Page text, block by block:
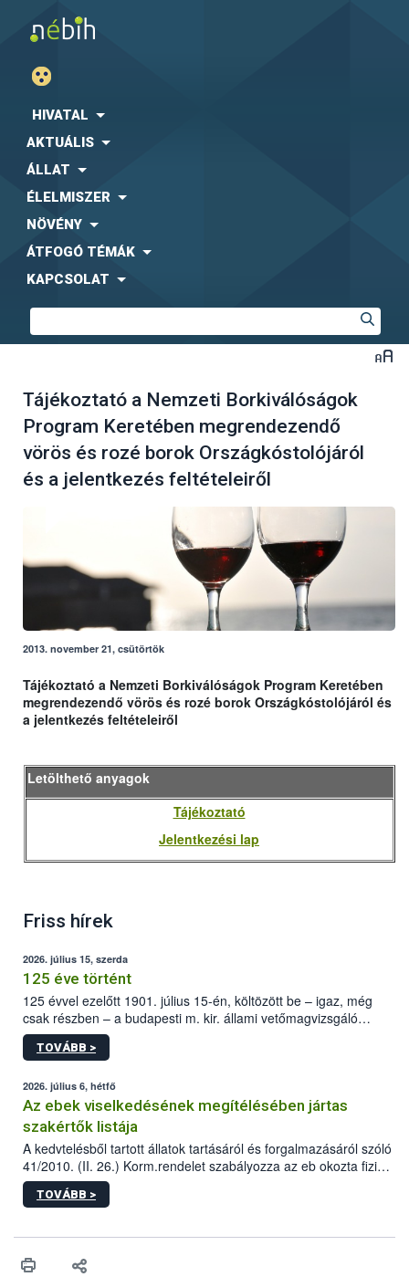
HIVATAL
AKTUÁLIS
ÁLLAT
ÉLELMISZER
NÖVÉNY
ÁTFOGÓ TÉMÁK
KAPCSOLAT
Tájékoztató a Nemzeti Borkiválóságok
Program Keretében megrendezendő
vörös és rozé borok Országkóstolójáról
és a jelentkezés feltételeiről
2013. november 21, csütörtök
Tájékoztató a Nemzeti Borkiválóságok Program Keretében
megrendezendő vörös és rozé borok Országkóstolójáról és
a jelentkezés feltételeiről
Letölthető anyagok
Tájékoztató
Jelentkezési lap
Friss hírek
2026. július 15, szerda
125 éve történt
125 évvel ezelőtt 1901. július 15-én, költözött be – igaz, még
csak részben – a budapesti m. kir. állami vetőmagvizsgáló
állomás a Kis Rókus utca 15. szám alatti, Czigler Győző által
tervezett új épületébe.
TOVÁBB >
2026. július 6, hétfő
Az ebek viselkedésének megítélésében jártas
szakértők listája
A kedvtelésből tartott állatok tartásáról és forgalmazásáról szóló
41/2010. (II. 26.) Korm.rendelet szabályozza az eb okozta fizikai
sérülés, illetve ennek veszélye keletkezésekor felmerülő
hatósági feladatokat, valamint a veszélyes eb tartását és annak
vonni az ebek viselkedésének megítélésében jártas szakértőt.
TOVÁBB >